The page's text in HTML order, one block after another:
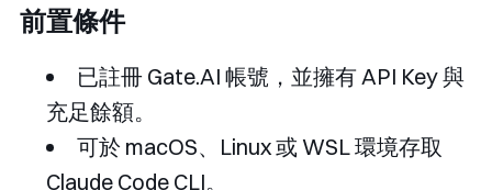
前置條件
已註冊 Gate.AI 帳號，並擁有 API Key 與
充足餘額。
可於 macOS、Linux 或 WSL 環境存取
Claude Code CLI。